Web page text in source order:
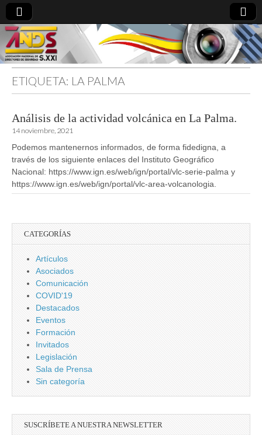
directoresdeseguridad.es
ETIQUETA: LA PALMA
Análisis de la actividad volcánica en La Palma.
14 noviembre, 2021
Podemos mantenernos informados, de forma fidedigna, a
través de los siguiente enlaces del Instituto Geográfico
Nacional: https://www.ign.es/web/ign/portal/vlc-serie-palma y
https://www.ign.es/web/ign/portal/vlc-area-volcanologia.
CATEGORÍAS
Artículos
Asociados
Comunicación
COVID'19
Destacados
Eventos
Formación
Invitados
Legislación
Sala de Prensa
Sin categoría
SUSCRÍBETE A NUESTRA NEWSLETTER